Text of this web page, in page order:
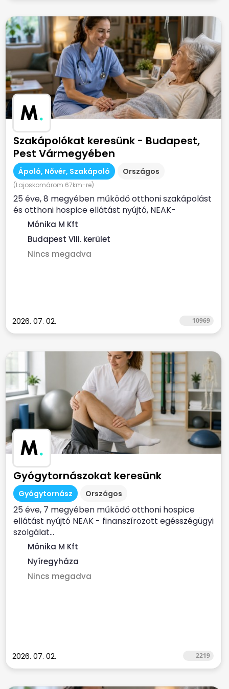
M.
Szakápolókat keresünk - Budapest,
Pest Vármegyében
Ápoló, Nővér, Szakápoló Országos
(Lajoskomárom 67km-re)
25 éve, 8 megyében működő otthoni szakápolást
és otthoni hospice ellátást nyújtó, NEAK-
finanszírozott...
Mónika M Kft
Budapest VIII. kerület
Nincs megadva
2026. 07. 02. 10969
M.
Gyógytornászokat keresünk
Gyógytornász Országos
25 éve, 7 megyében működő otthoni hospice
ellátást nyújtó NEAK - finanszírozott egésszégügyi
szolgálat...
Mónika M Kft
Nyíregyháza
Nincs megadva
2026. 07. 02. 2219